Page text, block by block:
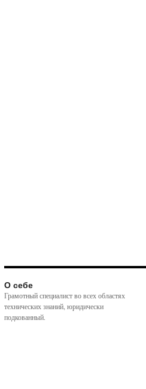
О себе
Грамотный специалист во всех областях
технических знаний, юридически
подкованный.